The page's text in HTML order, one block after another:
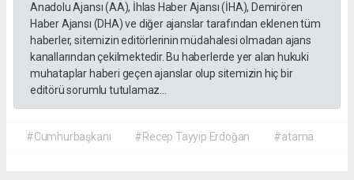
Anadolu Ajansı (AA), İhlas Haber Ajansı (İHA), Demirören
Haber Ajansı (DHA) ve diğer ajanslar tarafından eklenen tüm
haberler, sitemizin editörlerinin müdahalesi olmadan ajans
kanallarından çekilmektedir. Bu haberlerde yer alan hukuki
muhataplar haberi geçen ajanslar olup sitemizin hiç bir
editörü sorumlu tutulamaz...
#Cumhurbaşkanı #Recep Tayyip Erdoğan #atama